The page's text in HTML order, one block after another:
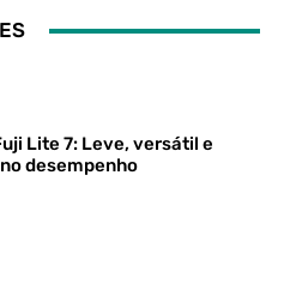
Lite 7: Leve, versátil e
desempenho